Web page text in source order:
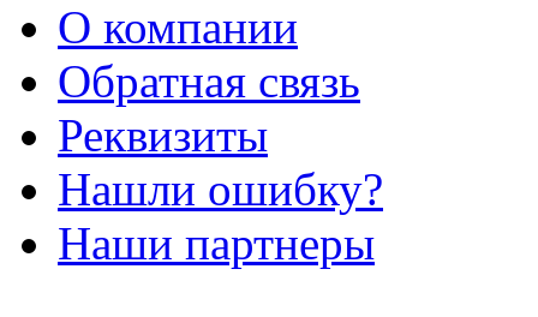
О компании
Обратная связь
Реквизиты
Нашли ошибку?
Наши партнеры